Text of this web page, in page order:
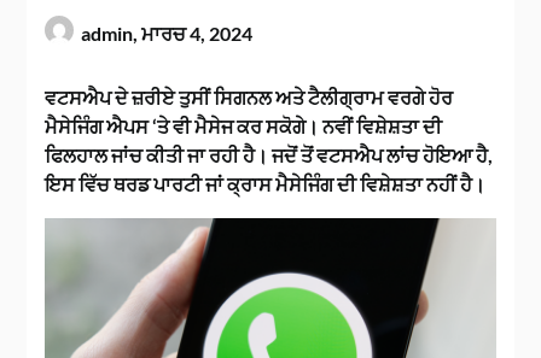
admin,ਮਾਰਚ 4, 2024
ਵਟਸਐਪ ਦੇ ਜ਼ਰੀਏ ਤੁਸੀਂ ਸਿਗਨਲ ਅਤੇ ਟੈਲੀਗ੍ਰਾਮ ਵਰਗੇ ਹੋਰ
ਮੈਸੇਜਿੰਗ ਐਪਸ ‘ਤੇ ਵੀ ਮੈਸੇਜ ਕਰ ਸਕੋਗੇ। ਨਵੀਂ ਵਿਸ਼ੇਸ਼ਤਾ ਦੀ
ਫਿਲਹਾਲ ਜਾਂਚ ਕੀਤੀ ਜਾ ਰਹੀ ਹੈ। ਜਦੋਂ ਤੋਂ ਵਟਸਐਪ ਲਾਂਚ ਹੋਇਆ ਹੈ,
ਇਸ ਵਿੱਚ ਥਰਡ ਪਾਰਟੀ ਜਾਂ ਕ੍ਰਾਸ ਮੈਸੇਜਿੰਗ ਦੀ ਵਿਸ਼ੇਸ਼ਤਾ ਨਹੀਂ ਹੈ।